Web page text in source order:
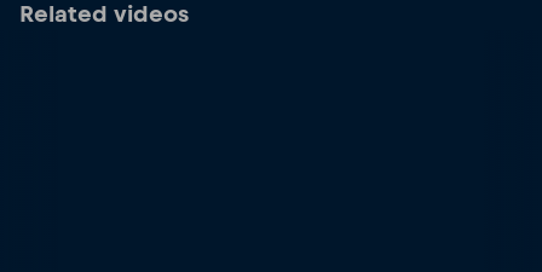
Related videos